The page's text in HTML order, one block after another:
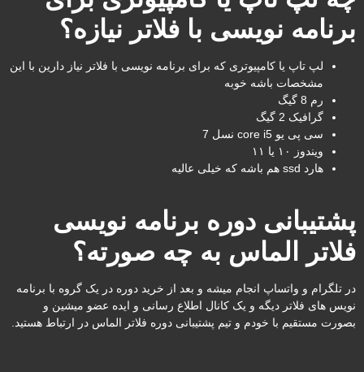
برنامه نویسی با فلاتر نیازه؟
لپ تاپ یا کامپیوتری که برای برنامه نویسی با فلاتر نیاز دارین با این
مشخصات باشه خوبه
رم 8 گیگ
گرافیک 2 گیگ
سی پی یو core i5 نسل 7
ویندوز ۱۰ یا ۱۱
هارد ssd هم باشه که خیلی عالیه
پشتیبانی دوره برنامه نویسی
فلاتر الماس به چه صورته؟
در تلگرام و واتساپ انجام میشه و بعد از خرید دوره در یک گروه با برنامه
نویس های فلاتر دیگه و یک کانال اطلاع رسانی و ایده عضو میشین و
بصورت مستقیم با خودم و تیم پشتیبانی دوره فلاتر الماس در ارتباط هستید.